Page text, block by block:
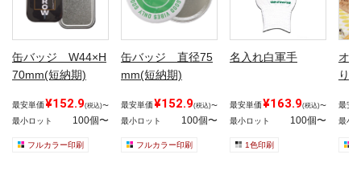
缶バッジ W44×H
70mm(短納期)
最安単価¥152.9(税込)〜
最小ロット 100個〜
フルカラー印刷
缶バッジ 直径75
mm(短納期)
最安単価¥152.9(税込)〜
最小ロット 100個〜
フルカラー印刷
名入れ白軍手
最安単価¥163.9(税込)〜
最小ロット 100個〜
1色印刷
オ
り
最安
最小